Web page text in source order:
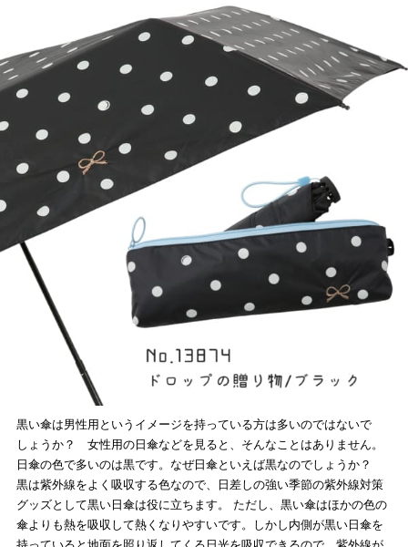
黒い傘は男性用というイメージを持っている方は多いのではないで
しょうか？ 女性用の日傘などを見ると、そんなことはありません。
日傘の色で多いのは黒です。なぜ日傘といえば黒なのでしょうか？
黒は紫外線をよく吸収する色なので、日差しの強い季節の紫外線対策
グッズとして黒い日傘は役に立ちます。 ただし、黒い傘はほかの色の
傘よりも熱を吸収して熱くなりやすいです。しかし内側が黒い日傘を